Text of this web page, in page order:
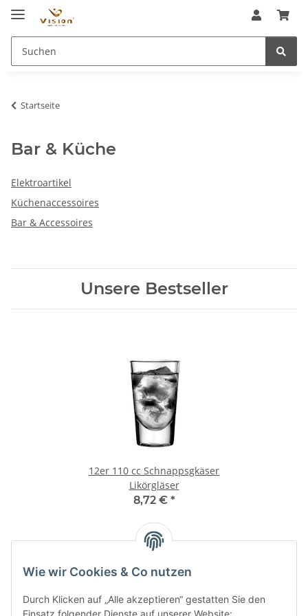
Wie wir Cookies & Co nutzen
Durch Klicken auf „Alle akzeptieren“ gestatten Sie den
Startseite
Bar & Küche
Elektroartikel
Küchenaccessoires
Bar & Accessoires
Unsere Bestseller
12er 110 cc Schnappsgkäser
Likörgläser
8,72 € *
Informationen
Hersteller